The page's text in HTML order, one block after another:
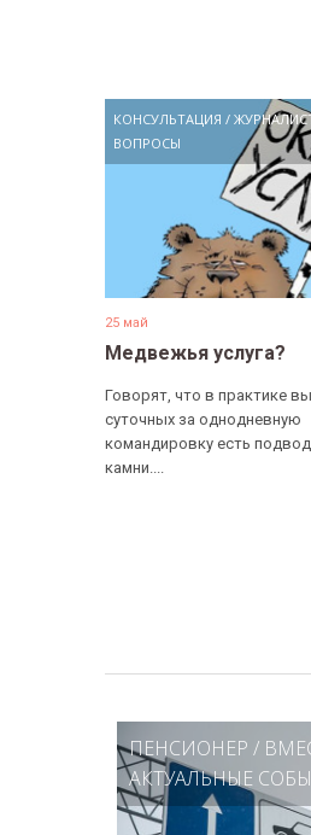
КОНСУЛЬТАЦИЯ /
ВОПРОСЫ
25 май
Медвежья услуга?
Говорят, что в практике
суточных за однодневную
командировку есть
камни....
ПЕНСИОНЕР /
АКТУАЛЬНЫЕ